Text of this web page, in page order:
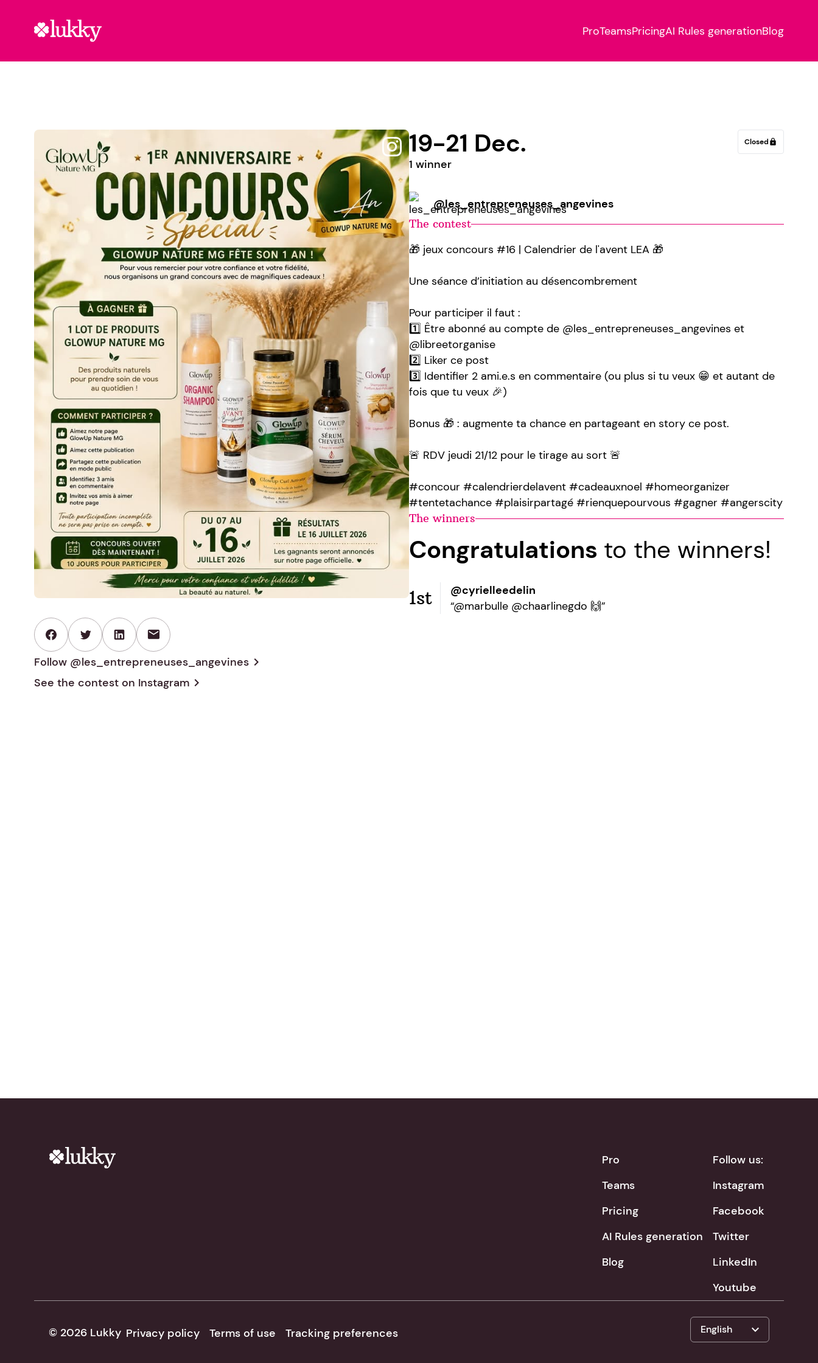
ProTeamsPricingAI Rules generationBlog
mail
Follow @les_entrepreneuses_angevines chevron_right
See the contest on Instagram chevron_right
Closed lock
19-21 Dec.
1 winner
@les_entrepreneuses_angevines
The contest
🎁 jeux concours #16 | Calendrier de l'avent LEA 🎁
Une séance d’initiation au désencombrement
Pour participer il faut :
1️⃣ Être abonné au compte de @les_entrepreneuses_angevines et
@libreetorganise
2️⃣ Liker ce post
3️⃣ Identifier 2 ami.e.s en commentaire (ou plus si tu veux 😁 et autant de
fois que tu veux 🎉)
Bonus 🎁 : augmente ta chance en partageant en story ce post.
🚨 RDV jeudi 21/12 pour le tirage au sort 🚨
#concour #calendrierdelavent #cadeauxnoel #homeorganizer
#tentetachance #plaisirpartagé #rienquepourvous #gagner #angerscity
The winners
Congratulations to the winners!
1st
@cyrielleedelin
“@marbulle @chaarlinegdo 🙌”
Pro
Teams
Pricing
AI Rules generation
Blog
Follow us:
Instagram
Facebook
Twitter
LinkedIn
Youtube
English expand_more
Privacy policy Terms of use Tracking preferences
© 2026 Lukky